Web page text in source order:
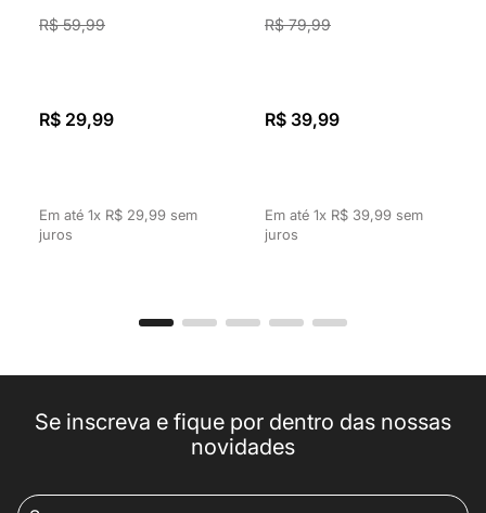
Camiseta Masculina
Básica Manga Curta
R$ 29 ,99
Camiseta Masculina
Manga Curta
R$ 39 ,99
Se inscreva e fique por dentro das nossas
novidades